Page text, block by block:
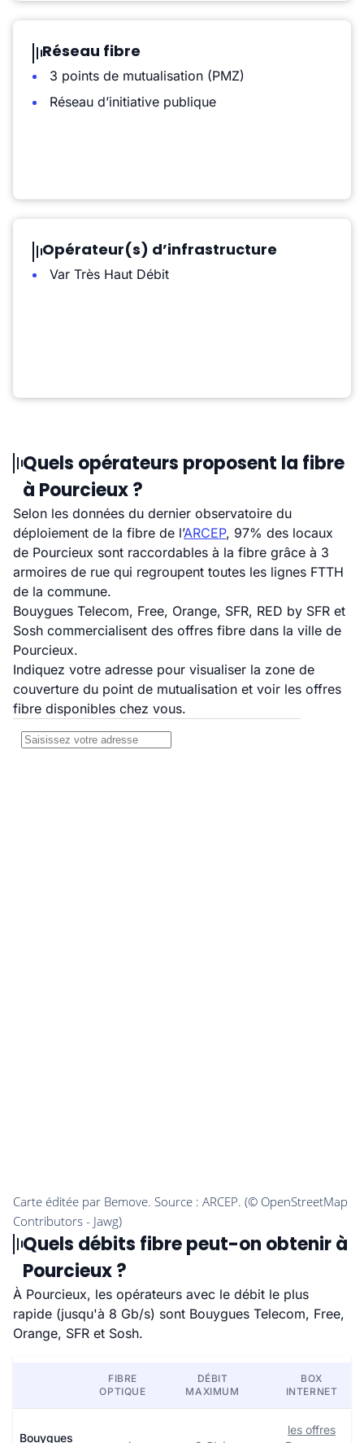
Réseau fibre
3 points de mutualisation (PMZ)
Réseau d’initiative publique
Opérateur(s) d’infrastructure
Var Très Haut Débit
Quels opérateurs proposent la fibre
à Pourcieux ?
Selon les données du dernier observatoire du
déploiement de la fibre de l’ARCEP, 97% des locaux
de Pourcieux sont raccordables à la fibre grâce à 3
armoires de rue qui regroupent toutes les lignes FTTH
de la commune.
Bouygues Telecom, Free, Orange, SFR, RED by SFR et
Sosh commercialisent des offres fibre dans la ville de
Pourcieux.
Indiquez votre adresse pour visualiser la zone de
couverture du point de mutualisation et voir les offres
fibre disponibles chez vous.
Quels débits fibre peut-on obtenir à
Pourcieux ?
À Pourcieux, les opérateurs avec le débit le plus
rapide (jusqu'à 8 Gb/s) sont Bouygues Telecom, Free,
Orange, SFR et Sosh.
FIBRE
OPTIQUE
DÉBIT
MAXIMUM
BOX
INTERNET
Bouygues
les offres